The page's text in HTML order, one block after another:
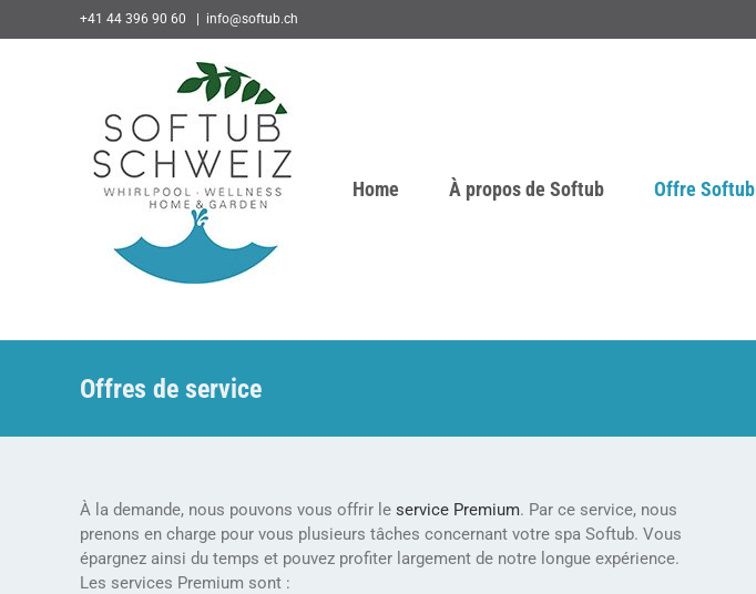
to
+41 44 396 90 60 info@softub.ch
Home À propos de Softub Offre Softub
Offres de service
À la demande, nous pouvons vous offrir le service Premium. Par ce service, nous
prenons en charge pour vous plusieurs tâches concernant votre spa Softub. Vous
épargnez ainsi du temps et pouvez profiter largement de notre longue expérience.
Les services Premium sont :